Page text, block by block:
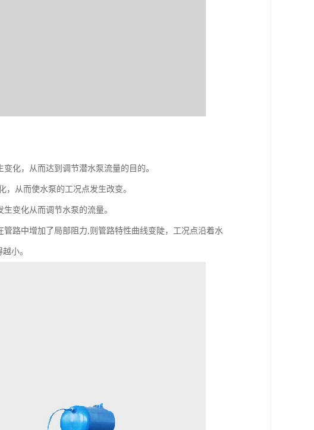
化，从而达到调节潜水泵流量的目的。
从而使水泵的工况点发生改变。
变化从而调节水泵的流量。
路中增加了局部阻力,则管路特性曲线变陡，工况点沿着水
小。